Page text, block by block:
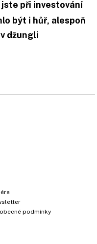
při investování
být i hůř, alespoň
džungli
podmínky